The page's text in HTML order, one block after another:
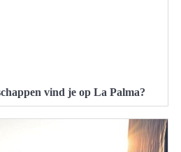
vind je op La Palma?